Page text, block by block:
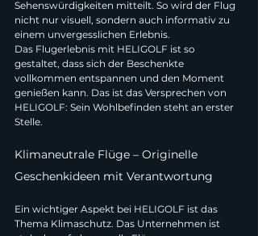
Sehenswürdigkeiten mitteilt. So wird der Flug
nicht nur visuell, sondern auch informativ zu
einem unvergesslichen Erlebnis.
Das Flugerlebnis mit HELIGOLF ist so
gestaltet, dass sich der Beschenkte
vollkommen entspannen und den Moment
genießen kann. Das ist das Versprechen von
HELIGOLF: Sein Wohlbefinden steht an erster
Stelle.
Klimaneutrale Flüge – Originelle
Geschenkideen mit Verantwortung
Ein wichtiger Aspekt bei HELIGOLF ist das
Thema Klimaschutz. Das Unternehmen ist